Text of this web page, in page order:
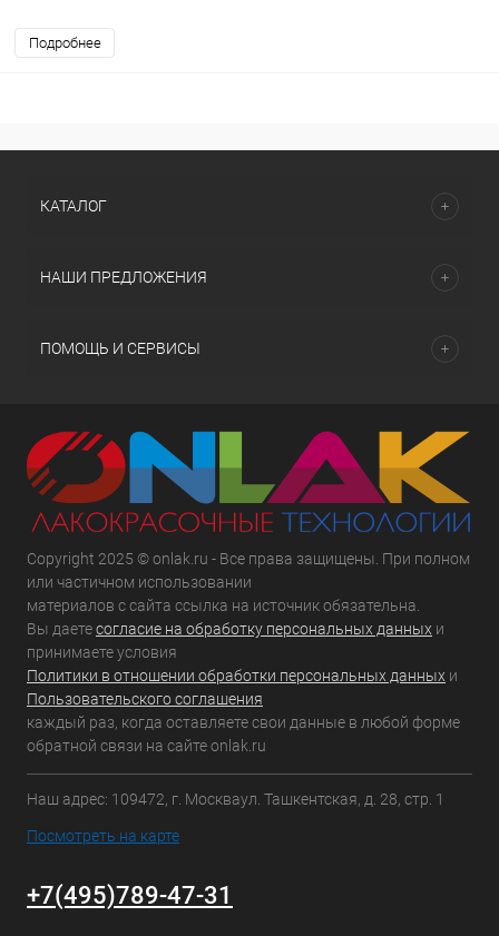
Подробнее
КАТАЛОГ
НАШИ ПРЕДЛОЖЕНИЯ
ПОМОЩЬ И СЕРВИСЫ
Copyright 2025 © onlak.ru - Все права защищены. При полном
или частичном использовании
материалов с сайта ссылка на источник обязательна.
Вы даетесогласие на обработку персональных данных и
принимаете условия
Политики в отношении обработки персональных данных и
Пользовательского соглашения
каждый раз, когда оставляете свои данные в любой форме
обратной связи на сайте onlak.ru
Наш адрес: 109472, г. Москваул. Ташкентская, д. 28, стр. 1
Посмотреть на карте
+7(495)789-47-31